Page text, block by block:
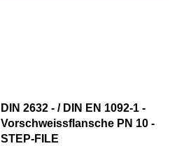
DIN 2632 - / DIN EN 1092-1 -
Vorschweissflansche PN 10 -
STEP-FILE